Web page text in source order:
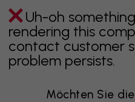
Uh-oh
rendering this
contact customer
problem persists.
Möchten Sie